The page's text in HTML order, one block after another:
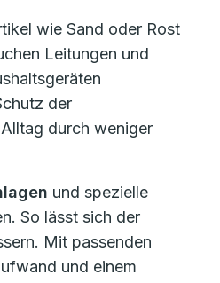
wie Sand oder Rost
Leitungen und
der
durch weniger
und spezielle
So lässt sich der
Mit passenden
und einem